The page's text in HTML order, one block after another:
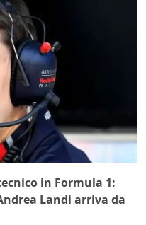
in Formula 1:
Landi arriva da